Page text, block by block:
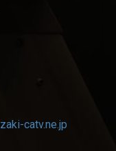
catv.ne.jp